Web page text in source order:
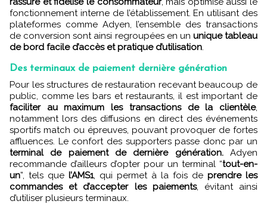
fonctionnement interne de l’établissement. En utilisant des
plateformes comme Adyen, l’ensemble des transactions
de conversion sont ainsi regroupées en un unique tableau
de bord facile d’accès et pratique d’utilisation.
Des terminaux de paiement dernière génération
Pour les structures de restauration recevant beaucoup de
public, comme les bars et restaurants, il est important de
faciliter au maximum les transactions de la clientèle,
notamment lors des diffusions en direct des événements
sportifs match ou épreuves, pouvant provoquer de fortes
affluences. Le confort des supporters passe donc par un
terminal de paiement de dernière génération.Adyen
recommande d’ailleurs d’opter pour un terminal “tout-en-
un”, tels que l’AMS1, qui permet à la fois de prendre les
commandes et d’accepter les paiements, évitant ainsi
d’utiliser plusieurs terminaux.